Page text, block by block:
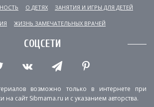
О ДЕТЯХ ЗАНЯТИЯ И ИГРЫ ДЛЯ ДЕТЕЙ
ЖИЗНЬ ЗАМЕЧАТЕЛЬНЫХ ВРАЧЕЙ
СОЦСЕТИ
возможно только в интернете при
на сайт Sibmama.ru и с указанием авторства.